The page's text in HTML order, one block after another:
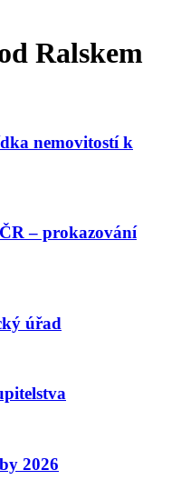
Ralskem
nemovitostí k
– prokazování
úřad
2026